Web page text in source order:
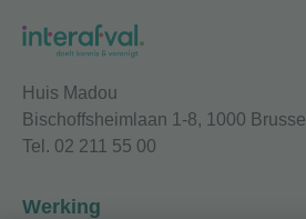
Huis Madou
Bischoffsheimlaan 1-8, 1000 Brussel
Tel. 02 211 55 00
Werking